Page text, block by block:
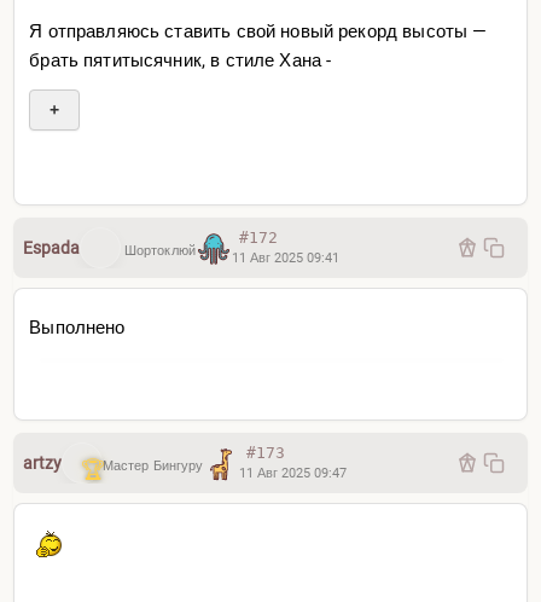
Я отправляюсь ставить свой новый рекорд высоты —
брать пятитысячник, в стиле Хана -
+
Espada Шортоклюй
#172
11 Авг 2025 09:41
Выполнено
artzy Мастер Бингуру
#173
11 Авг 2025 09:47